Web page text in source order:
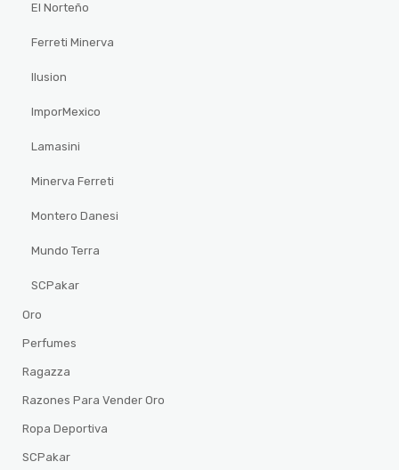
El Norteño
Ferreti Minerva
Ilusion
ImporMexico
Lamasini
Minerva Ferreti
Montero Danesi
Mundo Terra
SCPakar
Oro
Perfumes
Ragazza
Razones Para Vender Oro
Ropa Deportiva
SCPakar